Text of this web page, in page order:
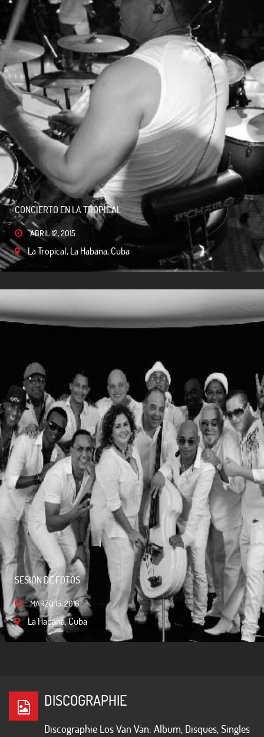
CONCIERTO EN LA TROPICAL
ABRIL 12, 2015
La Tropical, La Habana, Cuba
SESIÓN DE FOTOS
MARZO 15, 2016
La Habana, Cuba
FOTOS VARIADAS
MARZO 13, 2016
La Habana, Cuba
DISCOGRAPHIE
Discographie Los Van Van: Album, Disques, Singles